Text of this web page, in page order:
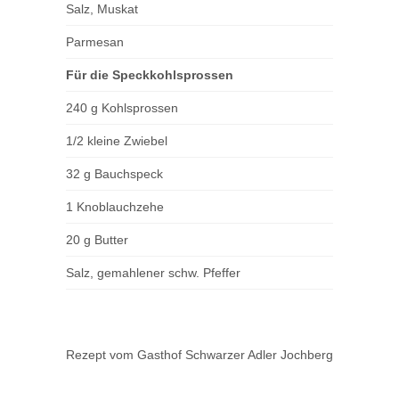
Salz, Muskat
Parmesan
Für die Speckkohlsprossen
240 g Kohlsprossen
1/2 kleine Zwiebel
32 g Bauchspeck
1 Knoblauchzehe
20 g Butter
Salz, gemahlener schw. Pfeffer
Rezept vom Gasthof Schwarzer Adler Jochberg